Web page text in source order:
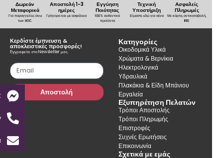
Δωρεάν
Μεταφορικά
Για παραγγελίες άνω
των 80€
Αποστολή 1-3
ημέρες
Γρήγορα και με ασφάλεια
Εγγύηση
Ποιότητας
100% αυθεντικά
προϊόντα
Τεχνική
Υποστήριξη
Είμαστε εδώ για σένα
Ασφαλείς
Πληρωμές
Με κάρτα, αντικαταβολή,
IRIS
Κερδίστε έμπνευση &
αποκλειστικές προσφορές!
Εγγραφείτε στο Newsletter μας.
Αποστολή
Κατηγορίες
Οικοδομικά Υλικά
Χρώματα & Βερνίκια
Ηλεκτρολογικά
Υδραυλικά
Πλακάκια & Είδη Μπάνιου
Εργαλεία
Εξυπηρέτηση Πελατών
Τρόποι Αποστολής
Τρόποι Πληρωμής
Επιστροφές
Συχνές Ερωτήσεις
Επικοινωνία
Σχετικά με εμάς